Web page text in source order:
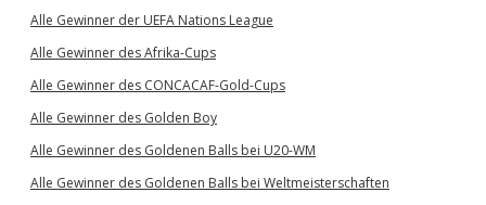
Alle Gewinner der UEFA Nations League
Alle Gewinner des Afrika-Cups
Alle Gewinner des CONCACAF-Gold-Cups
Alle Gewinner des Golden Boy
Alle Gewinner des Goldenen Balls bei U20-WM
Alle Gewinner des Goldenen Balls bei Weltmeisterschaften